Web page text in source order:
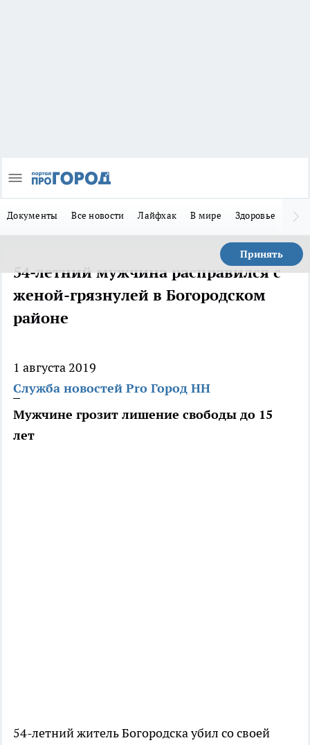
Документы Все новости Лайфхак В мире Здоровье
Принять
54-летний мужчина расправился с
женой-грязнулей в Богородском
районе
1 августа 2019
Служба новостей Pro Город НН
Мужчине грозит лишение свободы до 15
лет
54-летний житель Богородска убил со своей